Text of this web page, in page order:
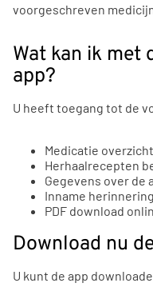
voorgeschreven
Wat kan ik met
app?
U heeft toegang tot de
Medicatie
Herhaalrecepten
Gegevens over de
Inname
PDF download
Download nu
U kunt de app